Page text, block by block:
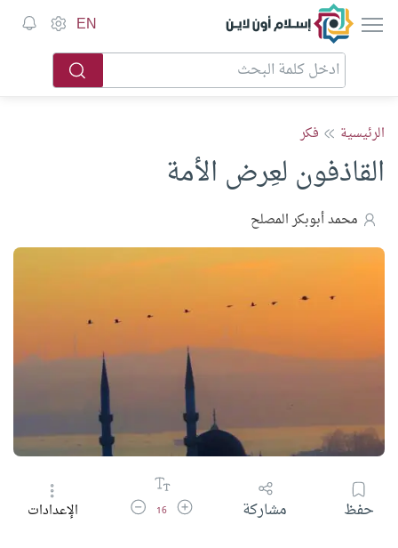
إسلام أون لاين EN
الرئيسية فكر
القاذفون لعِرض الأمة
محمد أبوبكر المصلح
حفظ مشاركة زيادة حجم الخط
16 تقليل حجم الخطالإعدادات